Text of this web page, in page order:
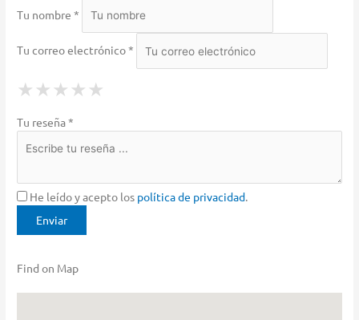
Tu nombre *
Tu correo electrónico *
★ 1 Star
★ ★ 2 Stars
★ ★ ★ 3 Stars
★ ★ ★ ★ 4 Stars
★ ★ ★ ★ ★
Tu reseña *
He leído y acepto los política de privacidad.
Find on Map